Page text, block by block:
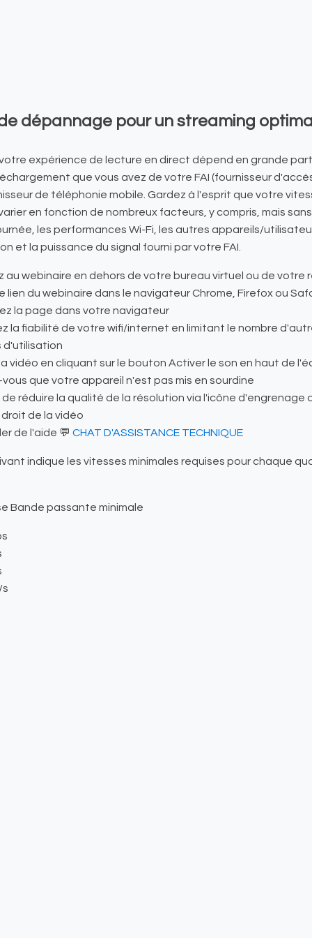
dépannage pour un streaming
expérience de lecture en direct dépend en grande
que vous avez de votre FAI (fournisseur
de téléphonie mobile. Gardez à l'esprit que votre
en fonction de nombreux facteurs, y compris, mais sans
les performances Wi-Fi, les autres appareils/
et la puissance du signal fourni par votre FAI.
au webinaire en dehors de votre bureau virtuel ou de votre
lien du webinaire dans le navigateur Chrome, Firefox ou
la page dans votre navigateur
la fiabilité de votre wifi/internet en limitant le nombre
d'utilisation
vidéo en cliquant sur le bouton Activer le son en haut de
que votre appareil n'est pas mis en sourdine
de réduire la qualité de la résolution via l'icône d'engrenage
de la vidéo
de l'aide 💬 CHAT D'ASSISTANCE TECHNIQUE
indique les vitesses minimales requises pour chaque
Bande passante minimale
s